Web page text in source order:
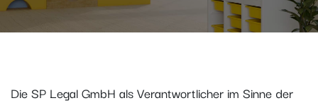
Die SP Legal GmbH als Verantwortlicher im Sinne der